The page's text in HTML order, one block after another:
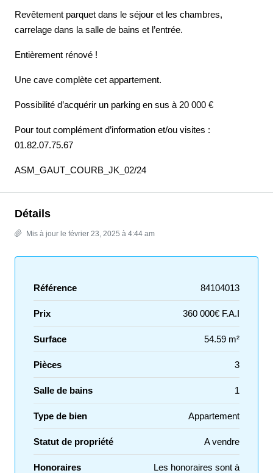
Revêtement parquet dans le séjour et les chambres,
carrelage dans la salle de bains et l’entrée.
Entièrement rénové !
Une cave complète cet appartement.
Possibilité d’acquérir un parking en sus à 20 000 €
Pour tout complément d’information et/ou visites :
01.82.07.75.67
ASM_GAUT_COURB_JK_02/24
Détails
Mis à jour le février 23, 2025 à 4:44 am
Référence 84104013
Prix 360 000€ F.A.I
Surface 54.59 m²
Pièces 3
Salle de bains 1
Type de bien Appartement
Statut de propriété A vendre
Honoraires
Les honoraires sont à